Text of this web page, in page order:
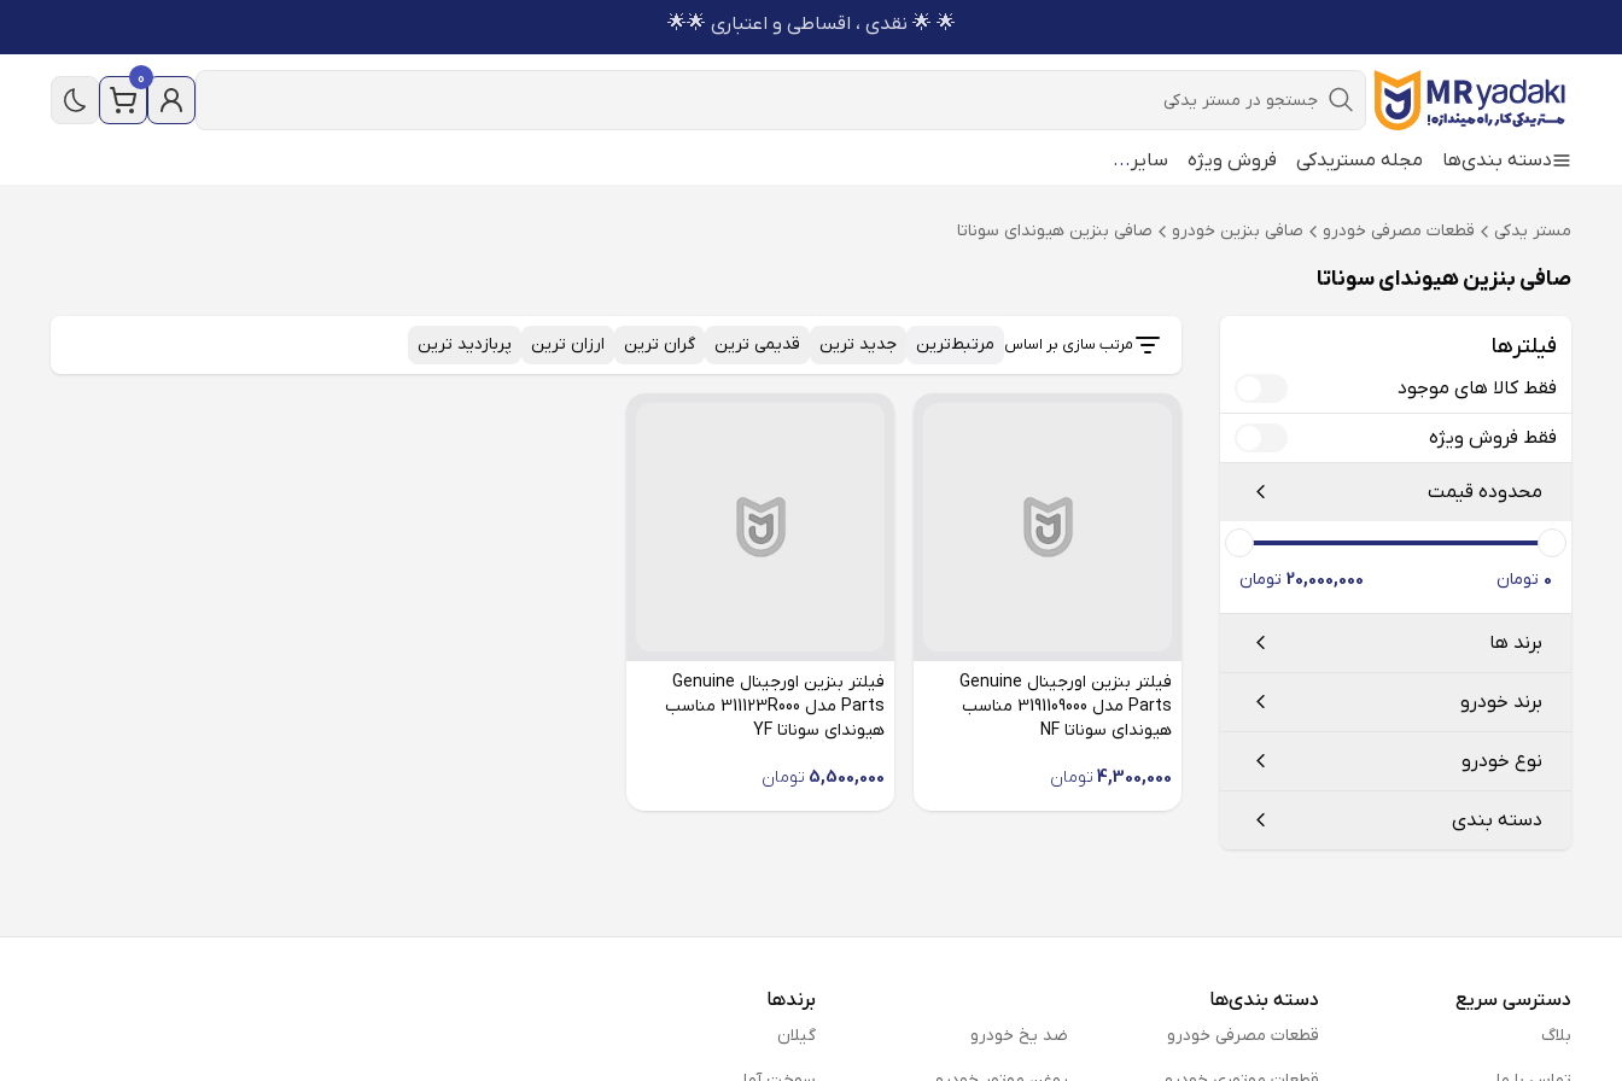
🌟 🌟 نقدی ، اقساطی و اعتباری 🌟🌟
جستجو
0
دسته بندی‌ها مجله مستریدکی فروش ویژه سایر ...
مستر یدکی قطعات مصرفی خودرو صافی بنزین خودرو صافی بنزین هیوندای سوناتا
صافی بنزین هیوندای سوناتا
فیلترها
فقط کالا های موجود
فقط فروش ویژه
محدوده قیمت
0 تومان 20,000,000 تومان
برند ها
هیوندای HYUNDAI
برند خودرو
نوع خودرو
دسته بندی
مرتب سازی بر اساس مرتبط‌ترین جدید ترین قدیمی ترین گران ترین ارزان ترین پربازدید ترین
فیلتر بنزین اورجینال Genuine
Parts مدل 3191109000 مناسب
هیوندای سوناتا NF
4,300,000 تومان
فیلتر بنزین اورجینال Genuine
Parts مدل 311123R000 مناسب
هیوندای سوناتا YF
5,500,000 تومان
دسترسی سریع
بلاگ
دسته بندی‌ها
قطعات مصرفی خودرو
ضد یخ خودرو
برندها
گیلان